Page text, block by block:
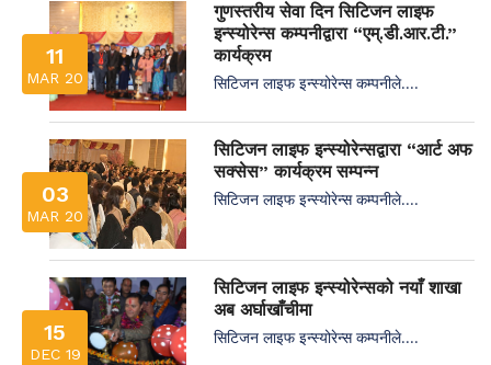
11
MAR 20
गुणस्तरीय सेवा दिन सिटिजन लाइफ
इन्स्योरेन्स कम्पनीद्वारा “एम्.डी.आर.टी.”
कार्यक्रम
सिटिजन लाइफ इन्स्योरेन्स कम्पनीले....
03
MAR 20
सिटिजन लाइफ इन्स्योरेन्सद्वारा “आर्ट अफ
सक्सेस” कार्यक्रम सम्पन्न
सिटिजन लाइफ इन्स्योरेन्स कम्पनीले....
15
DEC 19
सिटिजन लाइफ इन्स्योरेन्सको नयाँ शाखा
अब अर्घाखाँचीमा
सिटिजन लाइफ इन्स्योरेन्स कम्पनीले....